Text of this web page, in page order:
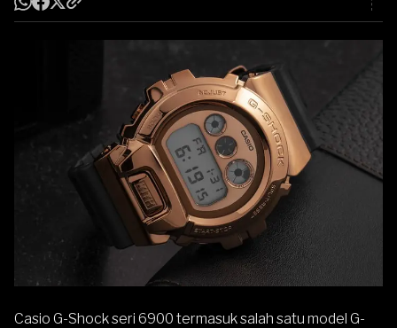
Casio G-Shockseri 6900 termasuk salah satu model G-